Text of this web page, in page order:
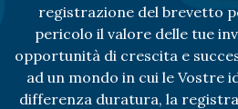
registrazione del brevetto
pericolo il valore delle tue
opportunità di crescita e
ad un mondo in cui le Vostre
differenza duratura, la